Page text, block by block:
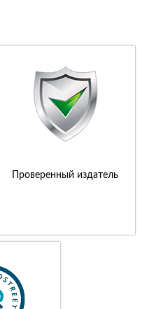
Проверенный издатель